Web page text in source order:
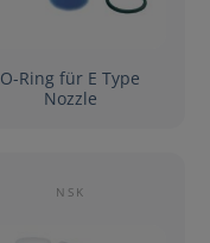
O-Ring für E Type
Nozzle
NSK